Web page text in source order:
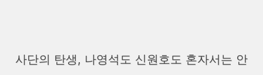
사단의 탄생, 나영석도 신원호도 혼자서는 안